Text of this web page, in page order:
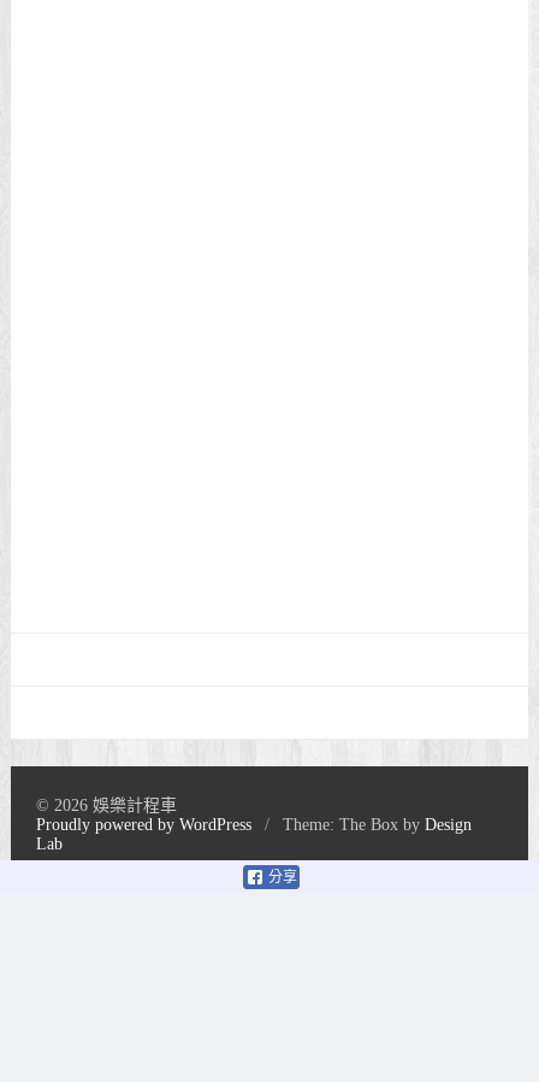
分享
© 2026 娛樂計程車
Proudly powered by WordPress
/ Theme: The Box byDesign
Lab